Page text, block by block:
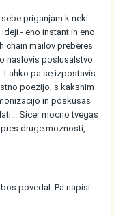
priganjam k neki
- eno instant in eno
chain mailov preberes
naslovis poslusalstvo
Lahko pa se izpostavis
poezijo, s kaksnim
in poskusas
Sicer mocno tvegas
druge moznosti,
povedal. Pa napisi